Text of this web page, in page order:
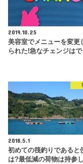
2019.10.25
美容室でメニューを変更
られた!急なチェンジは
2018.5.1
初めての筏釣りであると
は?最低減の荷物は持参